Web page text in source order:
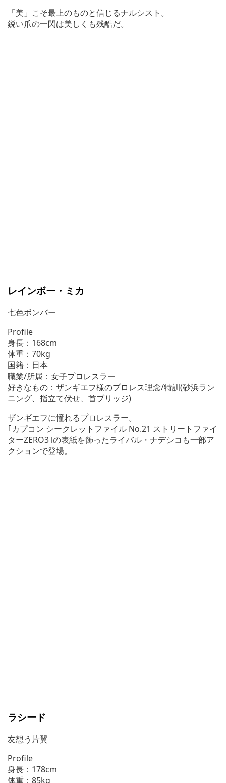
「美」こそ最上のものと信じるナルシスト。
鋭い爪の一閃は美しくも残酷だ。
レインボー・ミカ
七色ボンバー
Profile
身長：168cm
体重：70kg
国籍：日本
職業/所属：女子プロレスラー
好きなもの：ザンギエフ様のプロレス理念/特訓(砂浜ラン
ニング、指立て伏せ、首ブリッジ)
ザンギエフに憧れるプロレスラー。
｢カプコン シークレットファイル No.21 ストリートファイ
ターZERO3｣の表紙を飾ったライバル・ナデシコも一部ア
クションで登場。
ラシード
友想う片翼
Profile
身長：178cm
体重：85kg